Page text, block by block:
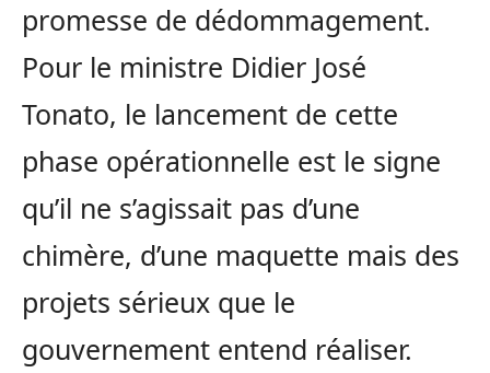
promesse de dédommagement.
Pour le ministre Didier José
Tonato, le lancement de cette
phase opérationnelle est le signe
qu’il ne s’agissait pas d’une
chimère, d’une maquette mais des
projets sérieux que le
gouvernement entend réaliser.